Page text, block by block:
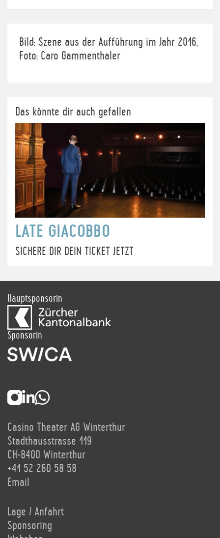
Bild: Szene aus der Aufführung im Jahr 2016,
Foto: Caro Gammenthaler
Das könnte dir auch gefallen
LATE GIACOBBO
SICHERE DIR DEIN TICKET JETZT
Hauptsponsorin
Sponsorin
Casino Theater AG Winterthur
Stadthausstrasse 119
CH-8400 Winterthur
+41 52 260 58 58
Email
Lage / Anfahrt
Sponsoring